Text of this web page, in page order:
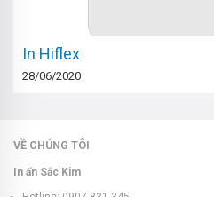
In Hiflex
28/06/2020
VỀ CHÚNG TÔI
In ấn Sắc Kim